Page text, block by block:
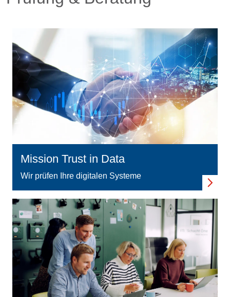
Mission Trust in Data
Wir prüfen Ihre digitalen Systeme